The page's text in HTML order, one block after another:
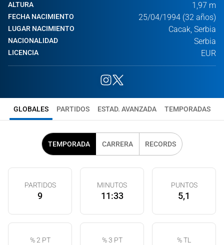
ALTURA 1,97 m
FECHA NACIMIENTO 25/04/1994 (32 años)
LUGAR NACIMIENTO Cacak, Serbia
NACIONALIDAD Serbia
LICENCIA EUR
GLOBALES PARTIDOS ESTAD. AVANZADA TEMPORADAS
TEMPORADA CARRERA RECORDS
PARTIDOS
9
MINUTOS
11:33
PUNTOS
5,1
% 2 PT % 3 PT % TL